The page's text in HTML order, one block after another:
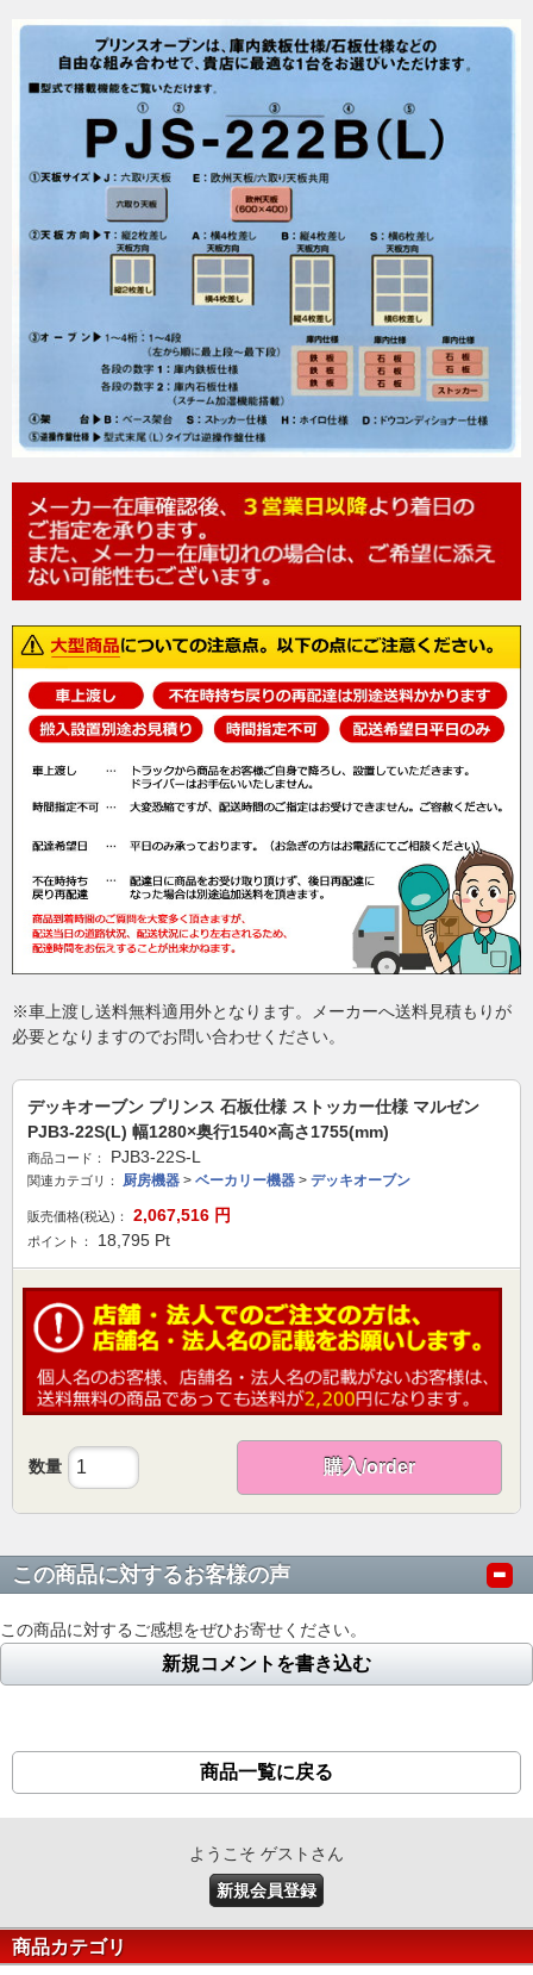
※車上渡し送料無料適用外となります。メーカーへ送料見積もりが
必要となりますのでお問い合わせください。
デッキオーブン プリンス 石板仕様 ストッカー仕様 マルゼン
PJB3-22S(L) 幅1280×奥行1540×高さ1755(mm)
商品コード： PJB3-22S-L
関連カテゴリ： 厨房機器 > ベーカリー機器 > デッキオーブン
販売価格(税込)： 2,067,516 円
ポイント： 18,795 Pt
数量 購入/order
この商品に対するお客様の声
この商品に対するご感想をぜひお寄せください。
新規コメントを書き込む
商品一覧に戻る
ようこそ ゲストさん
新規会員登録
商品カテゴリ